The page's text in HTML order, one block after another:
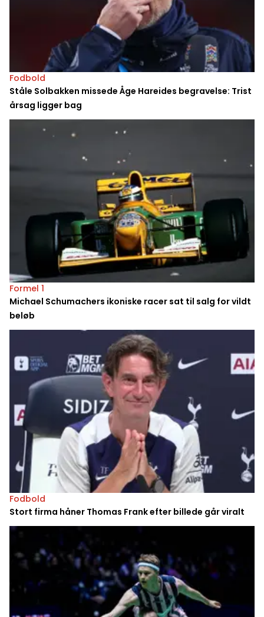
Fodbold
Ståle Solbakken missede Åge Hareides begravelse: Trist
årsag ligger bag
Formel 1
Michael Schumachers ikoniske racer sat til salg for vildt
beløb
Fodbold
Stort firma håner Thomas Frank efter billede går viralt